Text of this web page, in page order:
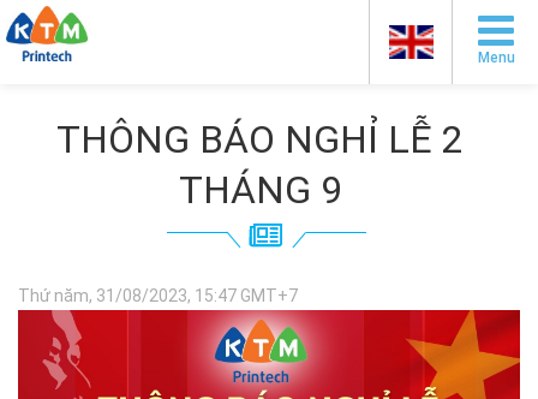
Menu
THÔNG BÁO NGHỈ LỄ 2
THÁNG 9
Thứ năm, 31/08/2023, 15:47 GMT+7